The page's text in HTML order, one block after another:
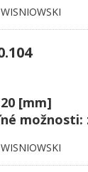
[mm]
možnosti: